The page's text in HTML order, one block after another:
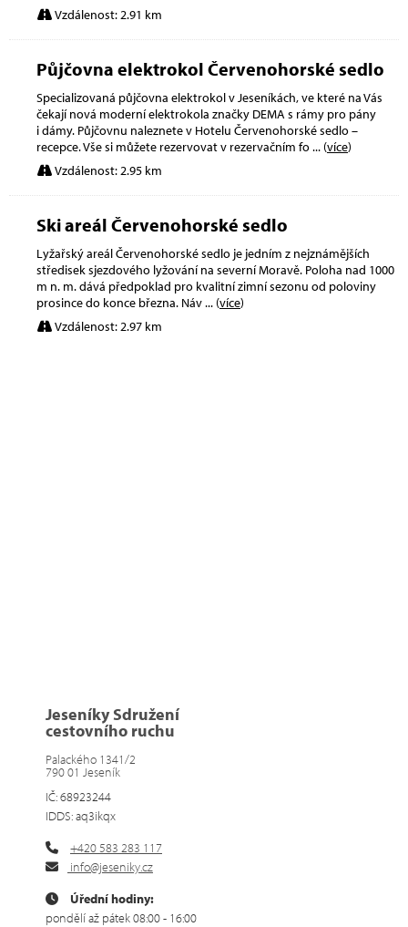
Vzdálenost: 2.91 km
Půjčovna elektrokol Červenohorské sedlo
Specializovaná půjčovna elektrokol v Jeseníkách, ve které na Vás
čekají nová moderní elektrokola značky DEMA s rámy pro pány
i dámy. Půjčovnu naleznete v Hotelu Červenohorské sedlo –
recepce. Vše si můžete rezervovat v rezervačním fo... (více)
Vzdálenost: 2.95 km
Ski areál Červenohorské sedlo
Lyžařský areál Červenohorské sedlo je jedním z nejznámějších
středisek sjezdového lyžování na severní Moravě. Poloha nad 1000
m n. m. dává předpoklad pro kvalitní zimní sezonu od poloviny
prosince do konce března. Náv... (více)
Vzdálenost: 2.97 km
Jeseníky Sdružení
cestovního ruchu
Palackého 1341/2
790 01 Jeseník
IČ: 68923244
IDDS: aq3ikqx
+420 583 283 117
info@jeseniky.cz
Úřední hodiny:
pondělí až pátek 08:00 - 16:00